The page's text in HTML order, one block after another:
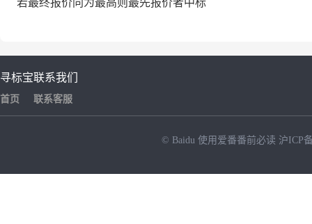
若最终报价同为最高则最先报价者中标
寻标宝
首页
联系我们
联系客服
© Baidu 使用爱番番前必读 沪ICP